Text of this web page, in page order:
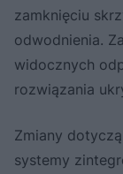
zamknięciu
odwodnienia.
widocznych
rozwiązania
Zmiany
systemy